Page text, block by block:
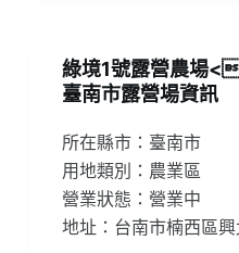
綠境1號露營農場
臺南市露營場資訊
所在縣市：臺南市
用地類別：農業區
營業狀態：營業中
地址：台南市楠西區